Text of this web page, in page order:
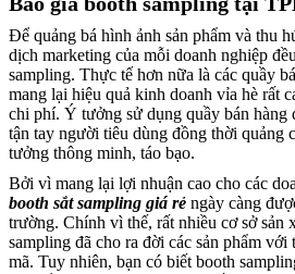
Để quảng bá hình ảnh sản phẩm và thu
dịch marketing của mỗi doanh nghiệp
sampling. Thực tế hơn nữa là các quầy
mang lại hiệu quả kinh doanh vỉa hè rất
chi phí. Ý tưởng sử dụng quầy bán hàng
tận tay người tiêu dùng đồng thời quảng
tưởng thông minh, táo bạo.
Bởi vì mang lại lợi nhuận cao cho các
booth sắt sampling giá rẻ ngày càng
trường. Chính vì thế, rất nhiều cơ sở sản
sampling đã cho ra đời các sản phẩm với
mã. Tuy nhiên, bạn có biết booth